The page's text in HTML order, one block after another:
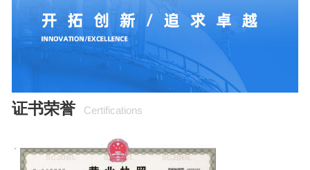
证书荣誉 Certifications